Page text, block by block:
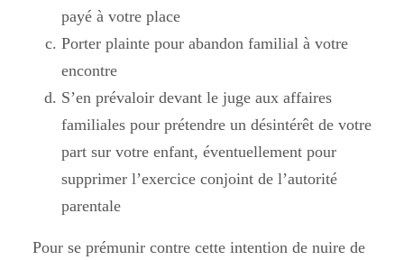
payé à votre place
Porter plainte pour abandon familial à votre
encontre
S’en prévaloir devant le juge aux affaires
familiales pour prétendre un désintérêt de votre
part sur votre enfant, éventuellement pour
supprimer l’exercice conjoint de l’autorité
parentale
Pour se prémunir contre cette intention de nuire de